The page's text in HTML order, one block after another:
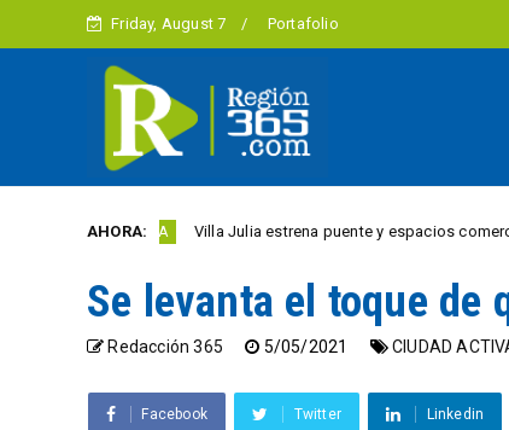
Friday, August 7 Portafolio
AHORA:
Villa Julia estrena puente y espacios comerciales
Se levanta el toque de
Redacción 365 5/05/2021 CIUDAD
Facebook Twitter Linkedin